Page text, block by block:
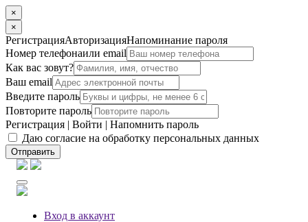
×
×
РегистрацияАвторизацияНапоминание пароля
Номер телефонаили email
Как вас зовут?
Ваш email
Введите пароль
Повторите пароль
Регистрация | Войти | Напомнить пароль
Даю согласие на обработку персональных данных
Отправить
Вход в аккаунт